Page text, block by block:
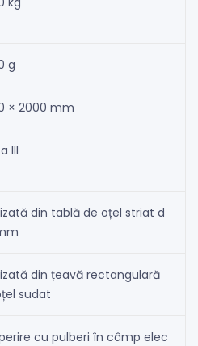
g
× 2000 mm
III
din tablă de oțel striat d
din țeavă rectangulară
sudat
cu pulberi în câmp elec